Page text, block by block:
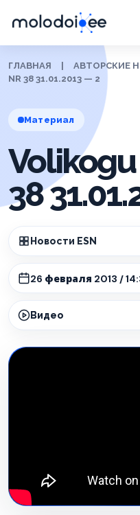
ГЛАВНАЯ АВТОРСКИЕ
NR 38 31.01.2013 — 2
Материал
38
Новости ESN
26 февраля 2013 /
Видео